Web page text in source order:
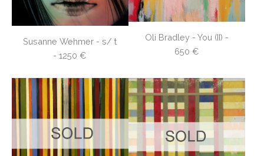
Susanne Wehmer - s/ t
- 1250 €
Oli Bradley - You (II) -
650 €